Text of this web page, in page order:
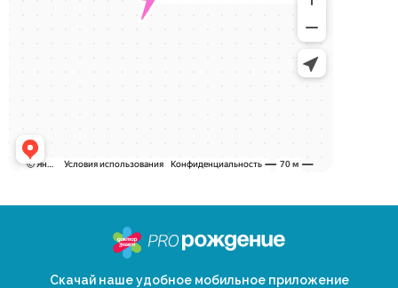
Скачай наше удобное мобильное приложение